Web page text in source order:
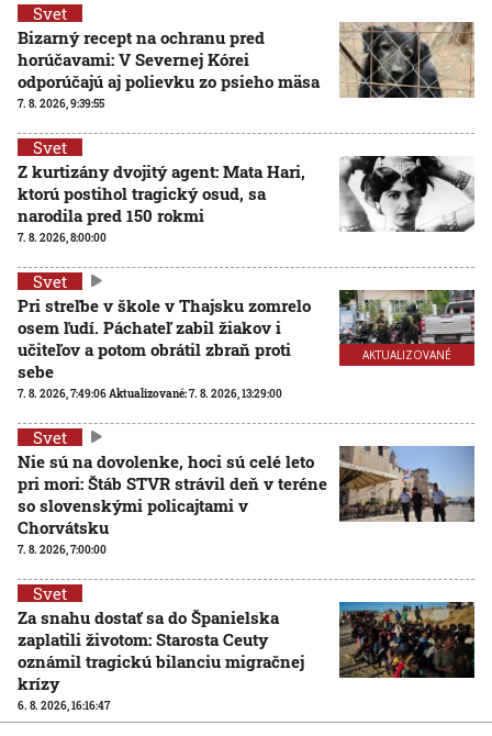
Svet
Bizarný recept na ochranu pred
horúčavami: V Severnej Kórei
odporúčajú aj polievku zo psieho mäsa
7. 8. 2026, 9:39:55
Svet
Z kurtizány dvojitý agent: Mata Hari,
ktorú postihol tragický osud, sa
narodila pred 150 rokmi
7. 8. 2026, 8:00:00
AKTUALIZOVANÉ
Svet
Pri streľbe v škole v Thajsku zomrelo
osem ľudí. Páchateľ zabil žiakov i
učiteľov a potom obrátil zbraň proti
sebe
7. 8. 2026, 7:49:06Aktualizované:7. 8. 2026, 13:29:00
Svet
Nie sú na dovolenke, hoci sú celé leto
pri mori: Štáb STVR strávil deň v teréne
so slovenskými policajtami v
Chorvátsku
7. 8. 2026, 7:00:00
Svet
Za snahu dostať sa do Španielska
zaplatili životom: Starosta Ceuty
oznámil tragickú bilanciu migračnej
krízy
6. 8. 2026, 16:16:47